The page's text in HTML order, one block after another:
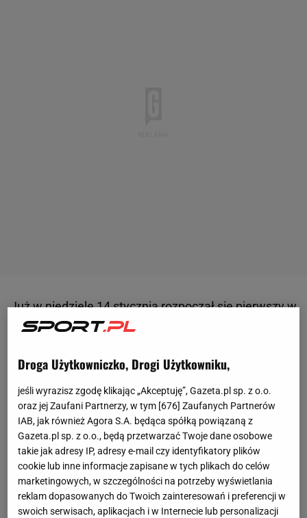
Już w niedzielę 14 stycznia rozpoczął się pierwszy w
tym sezonieturniejwielkoszlemowy, Australian
utytułowanych tenisistów, w tymAlexander Zverev
W I rundzie Niemiec zmierzy się ze zdecydowanie
niżej notowanym rodakiem, Dominikiem Koepferem.
Szósta rakieta świata będzie starała się uzyskać jak
najlepszy wynik, choć jego myśli mogą krążyć wokół
problemów osobistych. Ma on bowiem kłopoty z
prawem i właśnie podjęto kolejne kroki w tej
sprawie.
Droga Użytkowniczko, Drogi Użytkowniku,
jeśli wyrazisz zgodę klikając „Akceptuję”, Gazeta.pl sp. z o.o.
oraz jej Zaufani Partnerzy, w tym [676] Zaufanych Partnerów
IAB, jak również Agora S.A. będąca spółką powiązaną z
Gazeta.pl sp. z o.o., będą przetwarzać Twoje dane osobowe
takie jak adresy IP, adresy e-mail czy identyfikatory plików
cookie lub inne informacje zapisane w tych plikach do celów
marketingowych, w szczególności na potrzeby wyświetlania
reklam dopasowanych do Twoich zainteresowań i preferencji w
swoich serwisach, aplikacjach i w Internecie lub personalizacji